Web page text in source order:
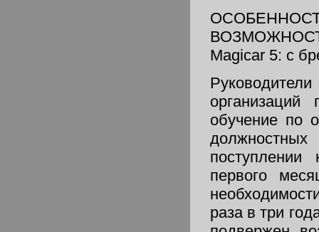
Magicar 5: с
организаций
обучение по
первого
раза в три